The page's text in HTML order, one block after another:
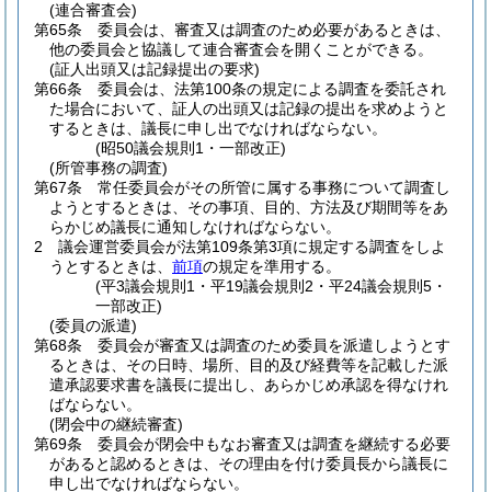
(連合審査会)
第65条
委員会は、審査又は調査のため必要があるときは、
他の委員会と協議して連合審査会を開くことができる。
(証人出頭又は記録提出の要求)
第66条
委員会は、法第100条の規定による調査を委託され
た場合において、証人の出頭又は記録の提出を求めようと
するときは、議長に申し出でなければならない。
(昭50議会規則1・一部改正)
(所管事務の調査)
第67条
常任委員会がその所管に属する事務について調査し
ようとするときは、その事項、目的、方法及び期間等をあ
らかじめ議長に通知しなければならない。
2
議会運営委員会が法第109条第3項に規定する調査をしよ
うとするときは、 前項の規定を準用する。
(平3議会規則1・平19議会規則2・平24議会規則5・
一部改正)
(委員の派遣)
第68条
委員会が審査又は調査のため委員を派遣しようとす
るときは、その日時、場所、目的及び経費等を記載した派
遣承認要求書を議長に提出し、あらかじめ承認を得なけれ
ばならない。
(閉会中の継続審査)
第69条
委員会が閉会中もなお審査又は調査を継続する必要
があると認めるときは、その理由を付け委員長から議長に
申し出でなければならない。